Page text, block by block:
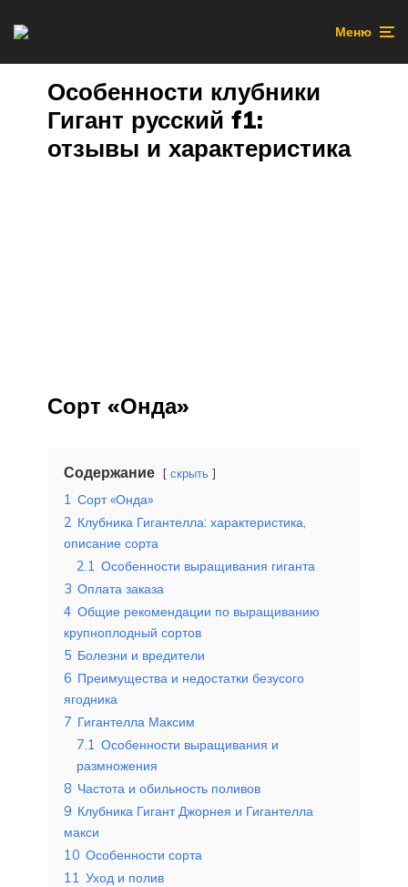
Меню
Особенности клубники
Гигант русский f1:
отзывы и характеристика
Сорт «Онда»
Содержание скрыть
1 Сорт «Онда»
2 Клубника Гигантелла: характеристика,
описание сорта
2.1 Особенности выращивания гиганта
3 Оплата заказа
4 Общие рекомендации по выращиванию
крупноплодный сортов
5 Болезни и вредители
6 Преимущества и недостатки безусого
ягодника
7 Гигантелла Максим
7.1 Особенности выращивания и
размножения
8 Частота и обильность поливов
9 Клубника Гигант Джорнея и Гигантелла
макси
10 Особенности сорта
11 Уход и полив